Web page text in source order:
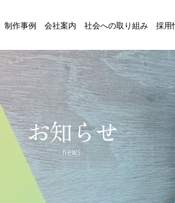
制作事例 会社案内 社会への取り組み 採用
お知らせ
news